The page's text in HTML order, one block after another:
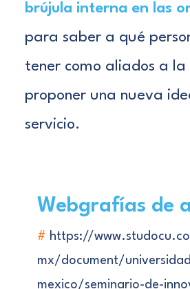
brújula interna en las
para saber a qué
tener como aliados a la
proponer una nueva
servicio.
Webgrafías de
# https://
mx/document/
mexico/seminario-de-